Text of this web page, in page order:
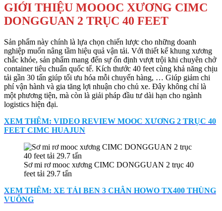
GIỚI THIỆU MOOOC XƯƠNG CIMC
DONGGUAN 2 TRỤC 40 FEET
Sản phẩm này chính là lựa chọn chiến lược cho những doanh
nghiệp muốn nâng tầm hiệu quả vận tải. Với thiết kế khung xương
chắc khỏe, sản phẩm mang đến sự ổn định vượt trội khi chuyên chở
container tiêu chuẩn quốc tế. Kích thước 40 feet cùng khả năng chịu
tải gần 30 tấn giúp tối ưu hóa mỗi chuyến hàng, … Giúp giảm chi
phí vận hành và gia tăng lợi nhuận cho chủ xe. Đây không chỉ là
một phương tiện, mà còn là giải pháp đầu tư dài hạn cho ngành
logistics hiện đại.
XEM THÊM: VIDEO REVIEW MOOC XƯƠNG 2 TRỤC 40
FEET CIMC HUAJUN
Sơ mi rơ mooc xương CIMC DONGGUAN 2 trục 40
feet tải 29.7 tấn
XEM THÊM: XE TẢI BEN 3 CHÂN HOWO TX400 THÙNG
VUÔNG